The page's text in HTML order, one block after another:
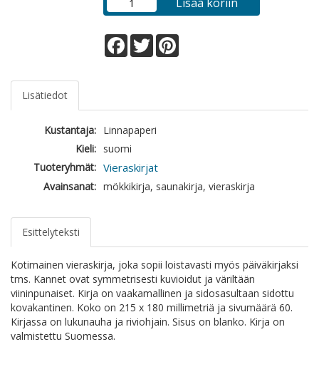
Facebook
Twitter
Lisätiedot
Kustantaja: Linnapaperi
Kieli: suomi
Tuoteryhmät: Vieraskirjat
Avainsanat: mökkikirja, saunakirja, vieraskirja
Esittelyteksti
Kotimainen vieraskirja, joka sopii loistavasti myös päiväkirjaksi
tms. Kannet ovat symmetrisesti kuvioidut ja väriltään
viininpunaiset. Kirja on vaakamallinen ja sidosasultaan sidottu
kovakantinen. Koko on 215 x 180 millimetriä ja sivumäärä 60.
Kirjassa on lukunauha ja riviohjain. Sisus on blanko. Kirja on
valmistettu Suomessa.